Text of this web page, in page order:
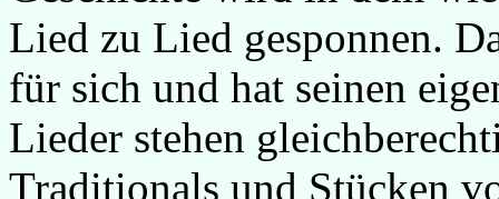
Lied zu Lied gesponnen.
für sich und hat seinen
Lieder stehen
Traditionals und Stücken